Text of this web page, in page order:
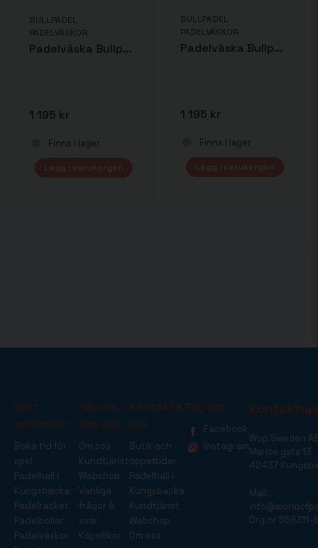
BULLPADEL
PADELVÄSKOR
Padelväska Bullpadel Vertex
1 195 kr
Finns i lager
Lägg i varukorgen
BULLPADEL
PADELVÄSKOR
Padelväska Bullpadel Vertex Geo
1 195 kr
Finns i lager
Lägg i varukorgen
Vårt
sortiment
Boka tid för
spel
Padelhall i
Kungsbacka
Padelracket
Padelbollar
Padelväskor
Handla
hos oss
Om oss
Kundtjänst
Webshop
Vanliga
frågor &
svar
Köpvillkor
Kontakta
oss
Butik och
öppettider
Padelhall i
Kungsbacka
Kundtjänst
Webshop
Om oss
Följ oss
Facebook
Instagram
Wop Sweden
Marios gata 13
42437
Mail:
Org.nr 559311-